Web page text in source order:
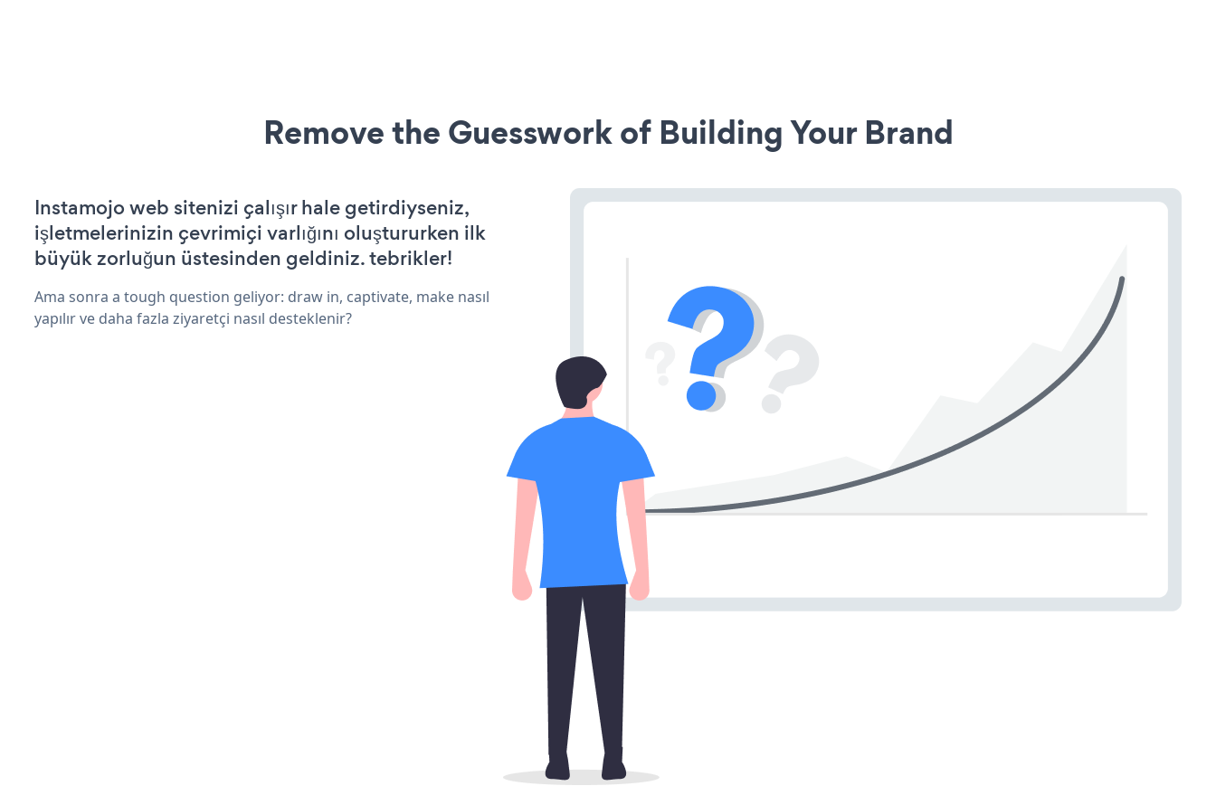
Remove the Guesswork of Building Your Brand
Instamojo web sitenizi çalışır hale getirdiyseniz,
işletmelerinizin çevrimiçi varlığını oluştururken ilk
büyük zorluğun üstesinden geldiniz. tebrikler!
Ama sonra a tough question geliyor: draw in, captivate, make nasıl
yapılır ve daha fazla ziyaretçi nasıl desteklenir?